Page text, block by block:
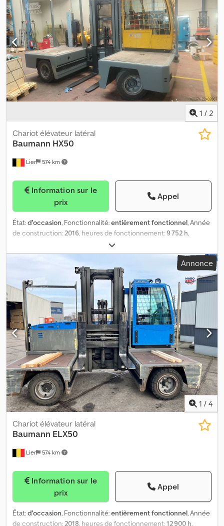
remplacée en 2025. Djdpfszpyqrjx Ahyekr
1 / 2
Lier 574 km
Chariot élévateur latéral
Baumann HX50
prix
Appel
État:d'occasion, Fonctionnalité:entièrement fonctionnel, Année
de construction:2016, heures de fonctionnement:9 752 h,
, hauteur de levage:
de carburant:gaz, type de mât:triplex, couleur:jaune, Le
Baumann HX50 est un chariot élévateur à mât rétractable à deux
sens, fabriqué en 2016, avec 9 752 heures de fonctionnement.
Dsdozpw R Nepfx Ahyjkr
Annonce
1 / 4
Lier 574 km
Chariot élévateur latéral
Baumann ELX50
prix
Appel
État:d'occasion, Fonctionnalité:entièrement fonctionnel, Année
de construction:2018, heures de fonctionnement:12 900 h,